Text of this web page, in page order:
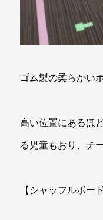
ゴム製の柔らかい
高い位置にあるほ
る児童もおり、チ
【シャッフルボード